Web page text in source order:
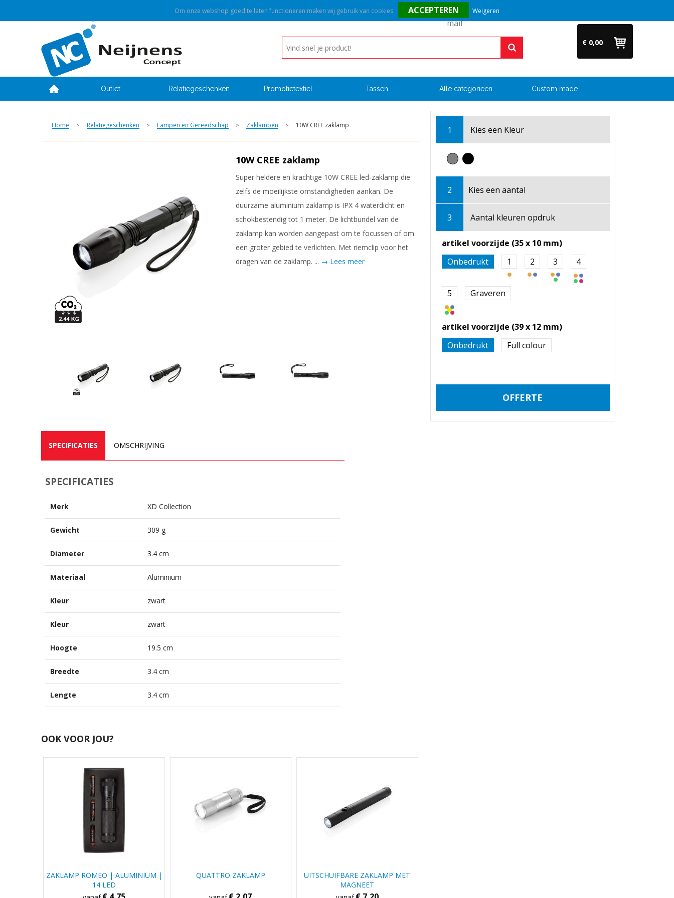
Vragen? Bel ons direct op +31 (0)6 54 33 52 04
€ 0,00
Outlet Relatiegeschenken Promotietextiel Tassen Alle categorieën Custom made
Home > Relatiegeschenken > Lampen en Gereedschap > Zaklampen > 10W CREE zaklamp 1 Kies een Kleur
2 Kies een aantal
3 Aantal kleuren opdruk
artikel voorzijde (35 x 10 mm)
Onbedrukt
1 2 3 4
5 Graveren
artikel voorzijde (39 x 12 mm)
Onbedrukt
Full colour
OFFERTE
10W CREE zaklamp
Super heldere en krachtige 10W CREE led-zaklamp die
zelfs de moeilijkste omstandigheden aankan. De
duurzame aluminium zaklamp is IPX 4 waterdicht en
schokbestendig tot 1 meter. De lichtbundel van de
zaklamp kan worden aangepast om te focussen of om
een groter gebied te verlichten. Met riemclip voor het
dragen van de zaklamp. ... → Lees meer
SPECIFICATIES OMSCHRIJVING
SPECIFICATIES
Merk XD Collection
Gewicht 309 g
Diameter 3.4 cm
Materiaal Aluminium
Kleur zwart
Kleur zwart
Hoogte 19.5 cm
Breedte 3.4 cm
Lengte 3.4 cm
OOK VOOR JOU?
ZAKLAMP ROMEO | ALUMINIUM |
14 LED
QUATTRO ZAKLAMP
UITSCHUIFBARE ZAKLAMP MET
MAGNEET
Om onze webshop goed te laten functioneren maken wij gebruik van cookies. Weigeren